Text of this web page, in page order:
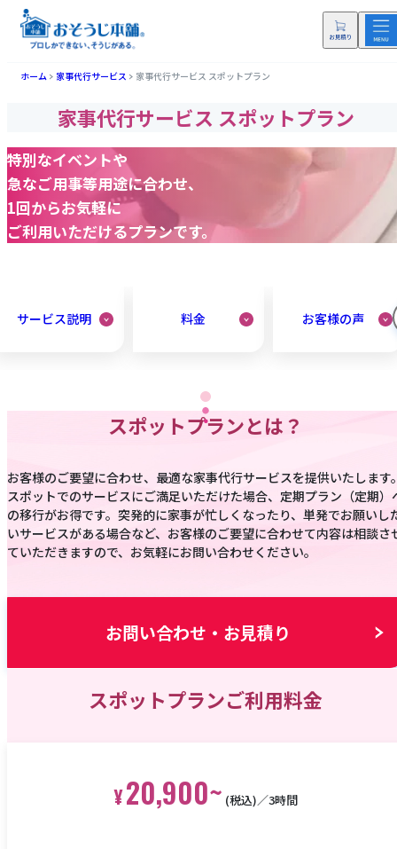
ホーム 家事代行サービス 家事代行サービス スポットプラン
家事代行サービス スポットプラン
特別なイベントや
急なご用事等用途に合わせ、
1回からお気軽に
ご利用いただけるプランです。
サービス説明 料金 お客様の声
スポットプランとは？
お客様のご要望に合わせ、最適な家事代行サービスを提供いたします
スポットでのサービスにご満足いただけた場合、定期プラン（定期）
の移行がお得です。突発的に家事が忙しくなったり、単発でお願いし
いサービスがある場合など、お客様のご要望に合わせて内容は相談さ
ていただきますので、お気軽にお問い合わせください。
お問い合わせ・お見積り
スポットプランご利用料金
20,900~ ／3時間